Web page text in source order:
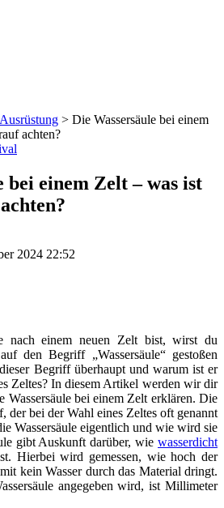
Ausrüstung > Die Wassersäule bei einem
achten?
bei einem Zelt – was ist
2024 22:52
nach einem neuen Zelt bist, wirst du
den Begriff „Wassersäule“ gestoßen
Begriff überhaupt und warum ist er
Zeltes? In diesem Artikel werden wir dir
Wassersäule bei einem Zelt erklären. Die
der bei der Wahl eines Zeltes oft genannt
Wassersäule eigentlich und wie wird sie
gibt Auskunft darüber, wie wasserdicht
Hierbei wird gemessen, wie hoch der
kein Wasser durch das Material dringt.
angegeben wird, ist Millimeter